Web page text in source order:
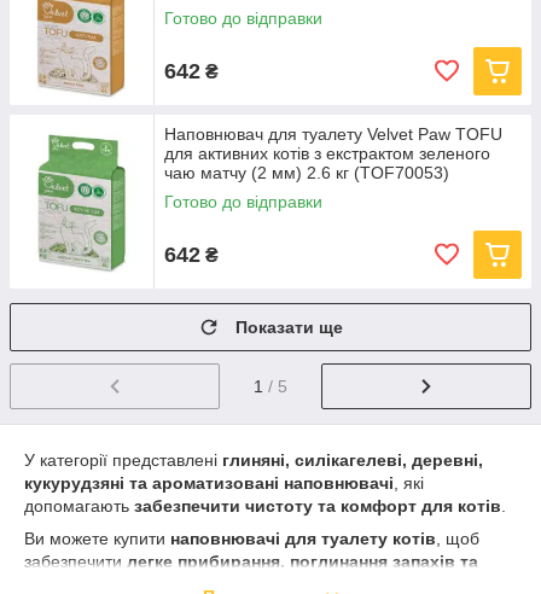
Готово до відправки
642 ₴
Наповнювач для туалету Velvet Paw TOFU
для активних котів з екстрактом зеленого
чаю матчу (2 мм) 2.6 кг (TOF70053)
Готово до відправки
642 ₴
Показати ще
1 / 5
У категорії представлені глиняні, силікагелеві, деревні,
кукурудзяні та ароматизовані наповнювачі , які
допомагають забезпечити чистоту та комфорт для котів
Ви можете купити наповнювачі для туалету котів , щоб
забезпечити легке прибирання, поглинання запахів та